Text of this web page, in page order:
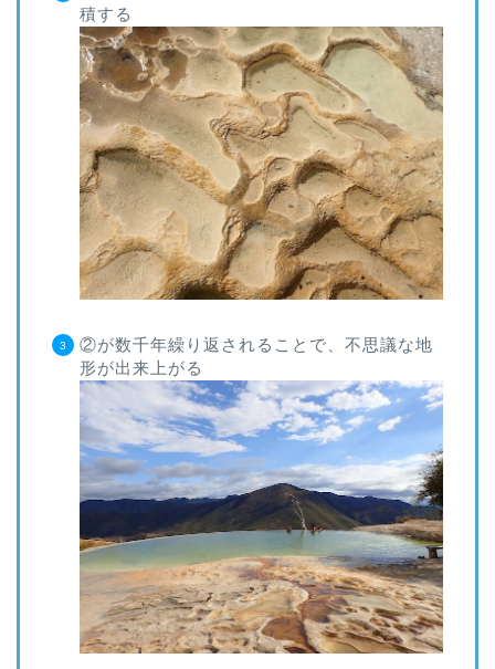
積する
②が数千年繰り返されることで、不思議な地
形が出来上がる